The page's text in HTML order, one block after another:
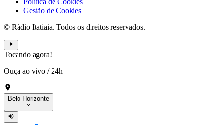
Gestão de Cookies
© Rádio Itatiaia. Todos os direitos reservados.
Tocando agora!
Ouça ao vivo / 24h
Belo Horizonte